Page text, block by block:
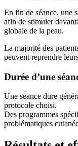
En fin de séance, une
afin de stimuler
globale de la peau.
La majorité des
peuvent reprendre
Durée d’une
Une séance dure
protocole choisi.
Des programmes
problématiques